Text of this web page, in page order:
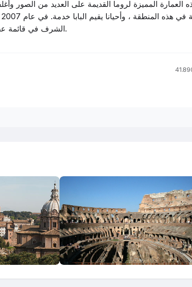
العمارة المميزة لروما القديمة على العديد من الصور
الشرف في قائمة عجائب الدنيا السبع الجديدة.